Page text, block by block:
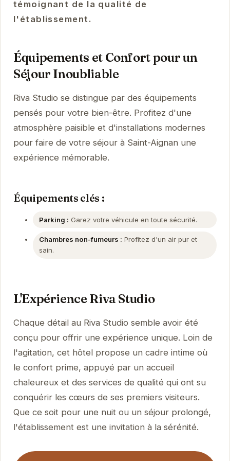
témoignant de la qualité de
l'établissement.
Équipements et Confort pour un
Séjour Inoubliable
Riva Studio se distingue par des équipements
pensés pour votre bien-être. Profitez d'une
atmosphère paisible et d'installations modernes
pour faire de votre séjour à Saint-Aignan une
expérience mémorable.
Équipements clés :
Parking : Garez votre véhicule en toute sécurité.
Chambres non-fumeurs : Profitez d'un air pur et
sain.
L'Expérience Riva Studio
Chaque détail au Riva Studio semble avoir été
conçu pour offrir une expérience unique. Loin de
l'agitation, cet hôtel propose un cadre intime où
le confort prime, appuyé par un accueil
chaleureux et des services de qualité qui ont su
conquérir les cœurs de ses premiers visiteurs.
Que ce soit pour une nuit ou un séjour prolongé,
l'établissement est une invitation à la sérénité.